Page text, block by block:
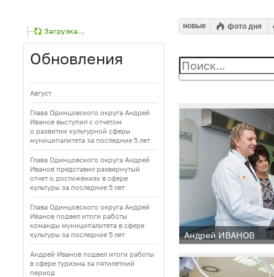
Загрузка...
Обновления
Август
Глава Одинцовского округа Андрей
Иванов выступил с отчетом
о развитии культурной сферы
муниципалитета за последние 5 лет
Глава Одинцовского округа Андрей
Иванов представил развернутый
отчет о достижениях в сфере
культуры за последние 5 лет
Глава Одинцовского округа Андрей
Иванов подвел итоги работы
команды муниципалитета в сфере
культуры за последние 5 лет
Андрей Иванов подвел итоги работы
в сфере туризма за пятилетний
период
новые фото дня
Андрей ИВАНОВ